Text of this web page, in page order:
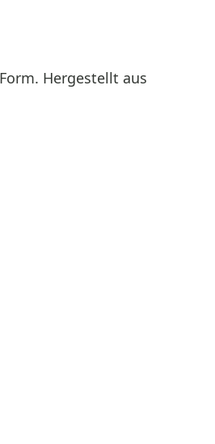
Hergestellt aus